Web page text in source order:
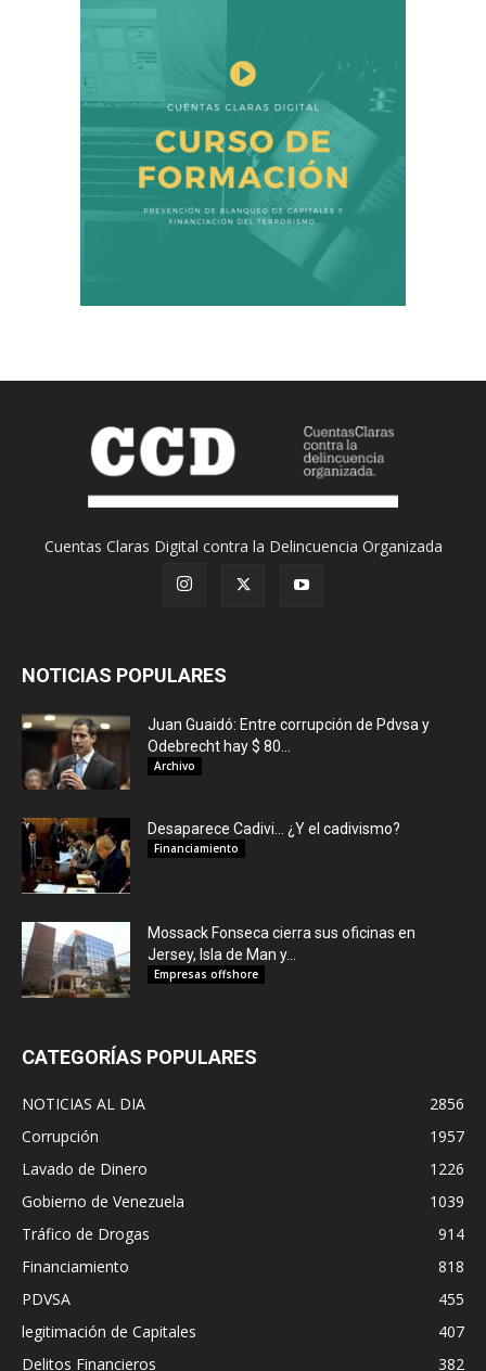
Cuentas Claras Digital contra la Delincuencia Organizada
NOTICIAS POPULARES
Juan Guaidó: Entre corrupción de Pdvsa y
Odebrecht hay $ 80...
Archivo
Desaparece Cadivi… ¿Y el cadivismo?
Financiamiento
Mossack Fonseca cierra sus oficinas en
Jersey, Isla de Man y...
Empresas offshore
CATEGORÍAS POPULARES
NOTICIAS AL DIA
2856
Corrupción
1957
Lavado de Dinero
1226
Gobierno de Venezuela
1039
Tráfico de Drogas
914
Financiamiento
818
PDVSA
455
legitimación de Capitales
407
Delitos Financieros
382